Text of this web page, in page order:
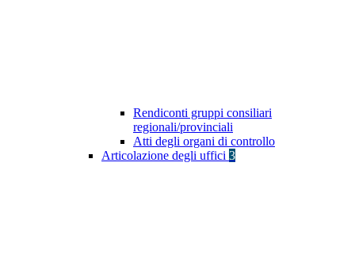
Rendiconti gruppi consiliari
regionali/provinciali
Atti degli organi di controllo
Articolazione degli uffici 3